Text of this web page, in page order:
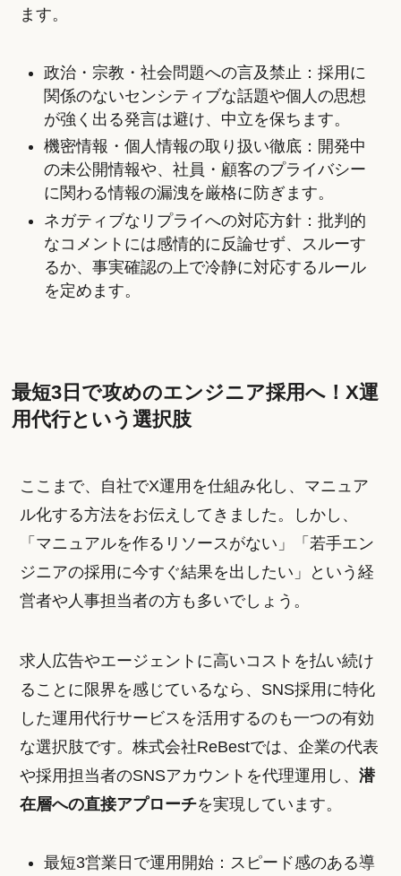
ます。
政治・宗教・社会問題への言及禁止：採用に
関係のないセンシティブな話題や個人の思想
が強く出る発言は避け、中立を保ちます。
機密情報・個人情報の取り扱い徹底：開発中
の未公開情報や、社員・顧客のプライバシー
に関わる情報の漏洩を厳格に防ぎます。
ネガティブなリプライへの対応方針：批判的
なコメントには感情的に反論せず、スルーす
るか、事実確認の上で冷静に対応するルール
を定めます。
最短3日で攻めのエンジニア採用へ！X運
用代行という選択肢
ここまで、自社でX運用を仕組み化し、マニュア
ル化する方法をお伝えしてきました。しかし、
「マニュアルを作るリソースがない」「若手エン
ジニアの採用に今すぐ結果を出したい」という経
営者や人事担当者の方も多いでしょう。
求人広告やエージェントに高いコストを払い続け
ることに限界を感じているなら、SNS採用に特化
した運用代行サービスを活用するのも一つの有効
な選択肢です。株式会社ReBestでは、企業の代表
や採用担当者のSNSアカウントを代理運用し、潜
在層への直接アプローチを実現しています。
最短3営業日で運用開始：スピード感のある導